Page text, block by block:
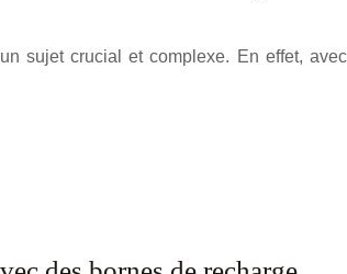
sujet crucial et complexe. En effet, avec